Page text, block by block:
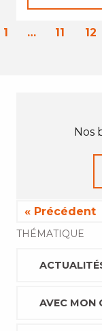
1 … 11 12
Nos
« Précédent
THÉMATIQUE
AVEC MON